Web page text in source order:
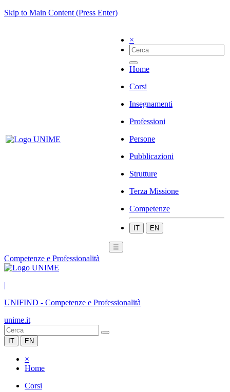
Skip to Main Content (Press Enter)
×
Home
Corsi
Insegnamenti
Professioni
Persone
Pubblicazioni
Strutture
Terza Missione
Competenze
IT EN
☰
Competenze e Professionalità
|
UNIFIND - Competenze e Professionalità
unime.it
IT EN
×
Home
Corsi